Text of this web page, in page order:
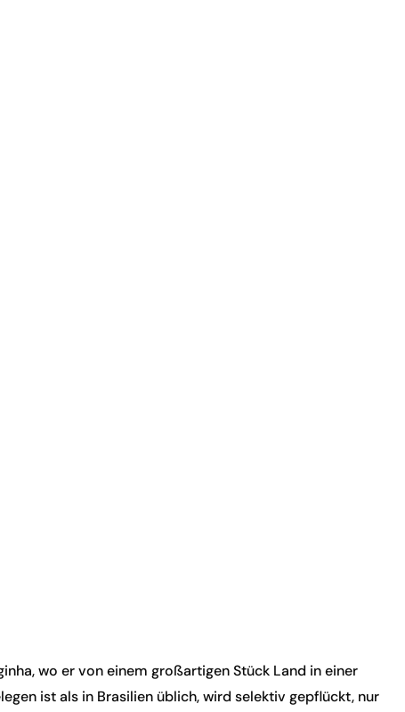
wo er von einem großartigen Stück Land in einer
ist als in Brasilien üblich, wird selektiv gepflückt, nur